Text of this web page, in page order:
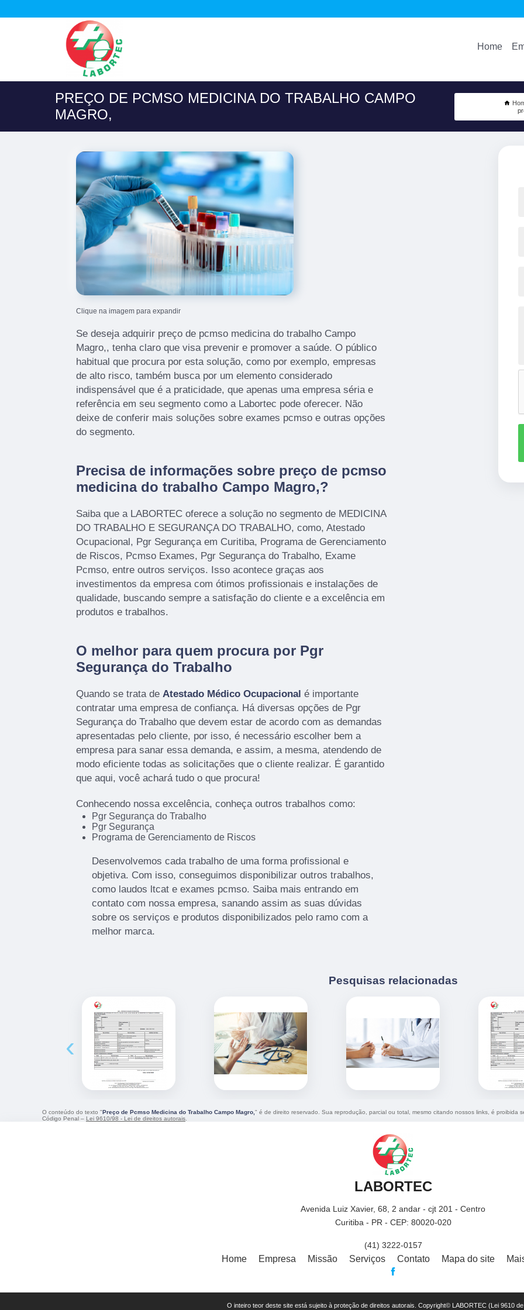
Home
PREÇO DE PCMSO MEDICINA DO TRABALHO CAMPO
MAGRO,
Clique na imagem para expandir
Se deseja adquirir preço de pcmso medicina do trabalho Campo
Magro,, tenha claro que visa prevenir e promover a saúde. O público
habitual que procura por esta solução, como por exemplo, empresas
de alto risco, também busca por um elemento considerado
indispensável que é a praticidade, que apenas uma empresa séria e
referência em seu segmento como a Labortec pode oferecer. Não
deixe de conferir mais soluções sobre exames pcmso e outras opções
do segmento.
Precisa de informações sobre preço de pcmso
medicina do trabalho Campo Magro,?
Saiba que a LABORTEC oferece a solução no segmento de MEDICINA
DO TRABALHO E SEGURANÇA DO TRABALHO, como, Atestado
Ocupacional, Pgr Segurança em Curitiba, Programa de Gerenciamento
de Riscos, Pcmso Exames, Pgr Segurança do Trabalho, Exame
Pcmso, entre outros serviços. Isso acontece graças aos
investimentos da empresa com ótimos profissionais e instalações de
qualidade, buscando sempre a satisfação do cliente e a excelência em
produtos e trabalhos.
O melhor para quem procura por Pgr
Segurança do Trabalho
Quando se trata de Atestado Médico Ocupacional é importante
contratar uma empresa de confiança. Há diversas opções de Pgr
Segurança do Trabalho que devem estar de acordo com as demandas
apresentadas pelo cliente, por isso, é necessário escolher bem a
empresa para sanar essa demanda, e assim, a mesma, atendendo de
modo eficiente todas as solicitações que o cliente realizar. É garantido
que aqui, você achará tudo o que procura!
Conhecendo nossa excelência, conheça outros trabalhos como:
Pgr Segurança do Trabalho
Pgr Segurança
Programa de Gerenciamento de Riscos
Desenvolvemos cada trabalho de uma forma profissional e
objetiva. Com isso, conseguimos disponibilizar outros trabalhos,
como laudos ltcat e exames pcmso. Saiba mais entrando em
contato com nossa empresa, sanando assim as suas dúvidas
sobre os serviços e produtos disponibilizados pelo ramo com a
melhor marca.
Pesquisas relacionadas
‹
O conteúdo do texto "Preço de Pcmso Medicina do Trabalho Campo Magro," é de direito reservado. Sua reprodução, parcial ou total, mesmo citando nossos links, é
Código Penal – Lei 9610/98 - Lei de direitos autorais.
LABORTEC
Avenida Luiz Xavier, 68, 2 andar - cjt 201 - Centro
Curitiba - PR - CEP: 80020-020
(41) 3222-0157
Home Empresa Missão Serviços Contato Mapa do site
O inteiro teor deste site está sujeito à proteção de direitos autorais. Copyright© LABORTEC (Lei 9610